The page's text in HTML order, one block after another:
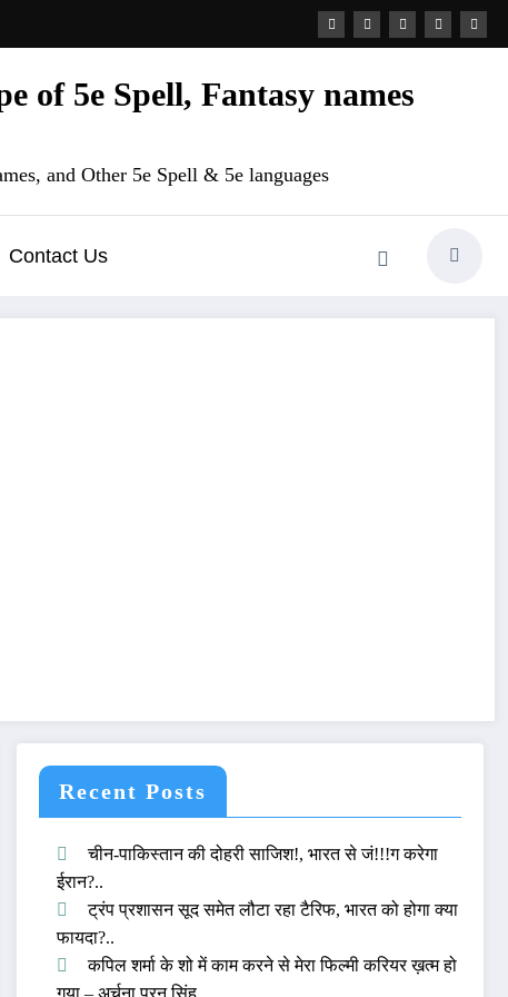
of 5e Spell, Fantasy names
and Other 5e Spell & 5e languages
Contact Us
Recent Posts
चीन-पाकिस्तान की दोहरी साजिश!, भारत से जं!!!ग करेगा
ईरान?..
ट्रंप प्रशासन सूद समेत लौटा रहा टैरिफ, भारत को होगा क्या
फायदा?..
कपिल शर्मा के शो में काम करने से मेरा फिल्मी करियर ख़त्म हो
गया – अर्चना पूरन सिंह..